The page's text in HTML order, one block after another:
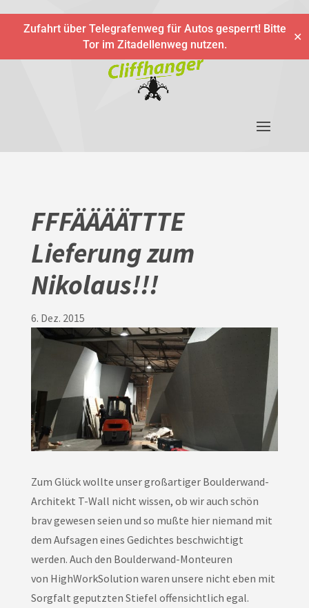
Zufahrt über Telegrafenweg für Autos gesperrt! Bitte
Tor im Zitadellenweg nutzen.
✕
FFFÄÄÄÄTTTE
Lieferung zum
Nikolaus!!!
6. Dez. 2015
Zum Glück wollte unser großartiger Boulderwand-
Architekt T-Wall nicht wissen, ob wir auch schön
brav gewesen seien und so mußte hier niemand mit
dem Aufsagen eines Gedichtes beschwichtigt
werden. Auch den Boulderwand-Monteuren
von HighWorkSolution waren unsere nicht eben mit
Sorgfalt geputzten Stiefel offensichtlich egal.